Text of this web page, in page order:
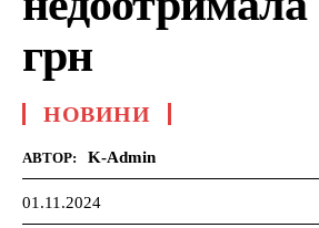
грн
НОВИНИ
АВТОР: K-Admin
01.11.2024